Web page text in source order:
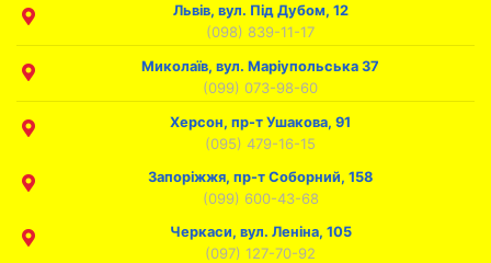
Львів, вул. Під Дубом, 12
(098) 839-11-17
Миколаїв, вул. Маріупольська 37
(099) 073-98-60
Херсон, пр-т Ушакова, 91
(095) 479-16-15
Запоріжжя, пр-т Соборний, 158
(099) 600-43-68
Черкаси, вул. Леніна, 105
(097) 127-70-92